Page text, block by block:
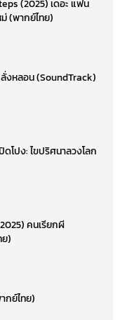
(2025) เดอะ แฟน
(พากย์ไทย)
งหลอน (SoundTrack)
โปง: ไขปริศนาลวงโลก
คนเรียกผี
)
กย์ไทย)